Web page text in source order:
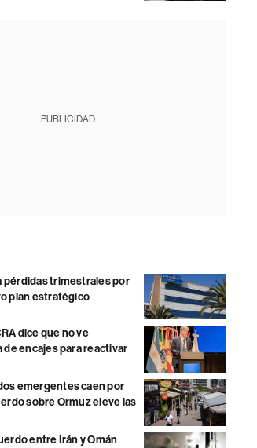
PUBLICIDAD
pérdidas trimestrales por
plan estratégico
dice que no ve
de encajes para reactivar
emergentes caen por
sobre Ormuz eleve las
entre Irán y Omán